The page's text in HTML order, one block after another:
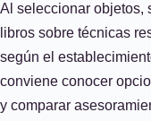
Al seleccionar objetos,
libros sobre técnicas
según el
conviene conocer
y comparar